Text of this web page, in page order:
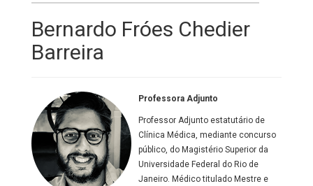
Bernardo Fróes Chedier
Barreira
Professora Adjunto
Professor Adjunto estatutário de
Clínica Médica, mediante concurso
público, do Magistério Superior da
Universidade Federal do Rio de
Janeiro. Médico titulado Mestre e